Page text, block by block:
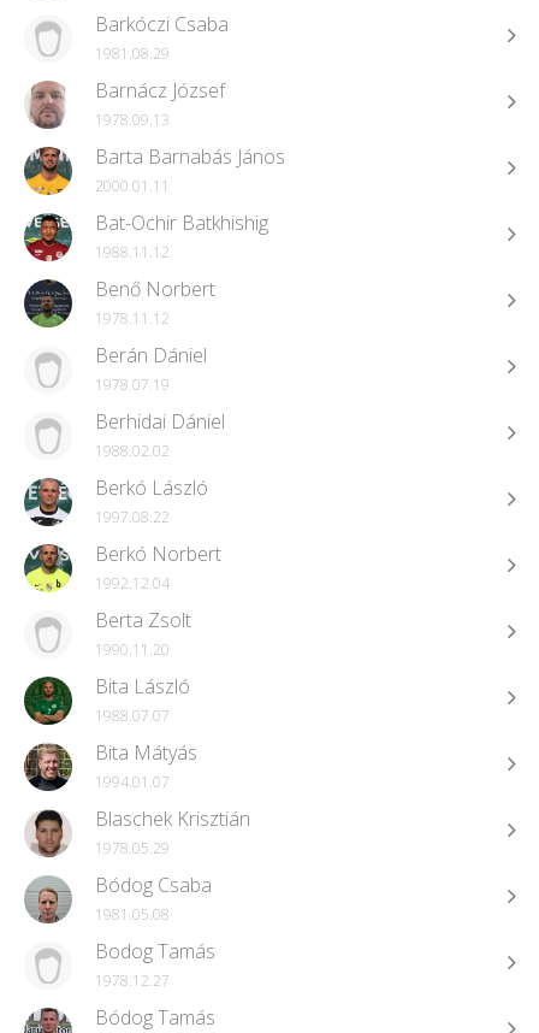
Barkóczi Csaba
1981.08.29
Barnácz József
1978.09.13
Barta Barnabás János
2000.01.11
Bat-Ochir Batkhishig
1988.11.12
Benő Norbert
1978.11.12
Berán Dániel
1978.07.19
Berhidai Dániel
1988.02.02
Berkó László
1997.08.22
Berkó Norbert
1992.12.04
Berta Zsolt
1990.11.20
Bita László
1988.07.07
Bita Mátyás
1994.01.07
Blaschek Krisztián
1978.05.29
Bódog Csaba
1981.05.08
Bodog Tamás
1978.12.27
Bódog Tamás